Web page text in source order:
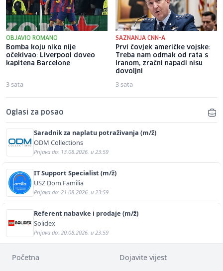
OBJAVIO ROMANO
Bomba koju niko nije
očekivao: Liverpool doveo
kapitena Barcelone
3 sata
SAZNANJA CNN-A
Prvi čovjek američke vojske:
Treba nam odmak od rata s
Iranom, zračni napadi nisu
dovoljni
3 sata
Oglasi za posao
Saradnik za naplatu potraživanja (m/ž)
ODM Collections
Prijava do: 13.08.2026. u 23:59
IT Support Specialist (m/ž)
USZ Dom Familia
Prijava do: 21.08.2026. u 23:59
Referent nabavke i prodaje (m/ž)
Solidex
Prijava do: 20.08.2026. u 23:59
Početna Dojavite vijest